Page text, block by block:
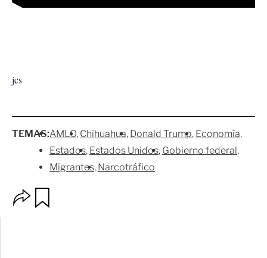
jcs
TEMAS:AMLO Chihuahua Donald Trump Economía
Estados Estados Unidos Gobierno federal
Migrantes Narcotráfico
p